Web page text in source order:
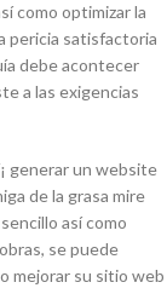
como optimizar la
pericia satisfactoria
debe acontecer
a las exigencias
generar un website
de la grasa mire
así­ como
se puede
mejorar su sitio web